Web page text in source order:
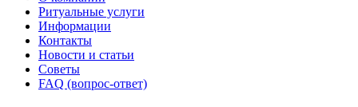
Ритуальные услуги
Информации
Контакты
Новости и статьи
Советы
FAQ (вопрос-ответ)